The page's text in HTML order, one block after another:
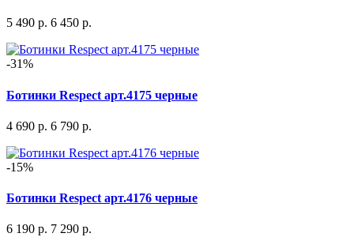
5 490 р. 6 450 р.
-31%
Ботинки Respect арт.4175 черные
4 690 р. 6 790 р.
-15%
Ботинки Respect арт.4176 черные
6 190 р. 7 290 р.